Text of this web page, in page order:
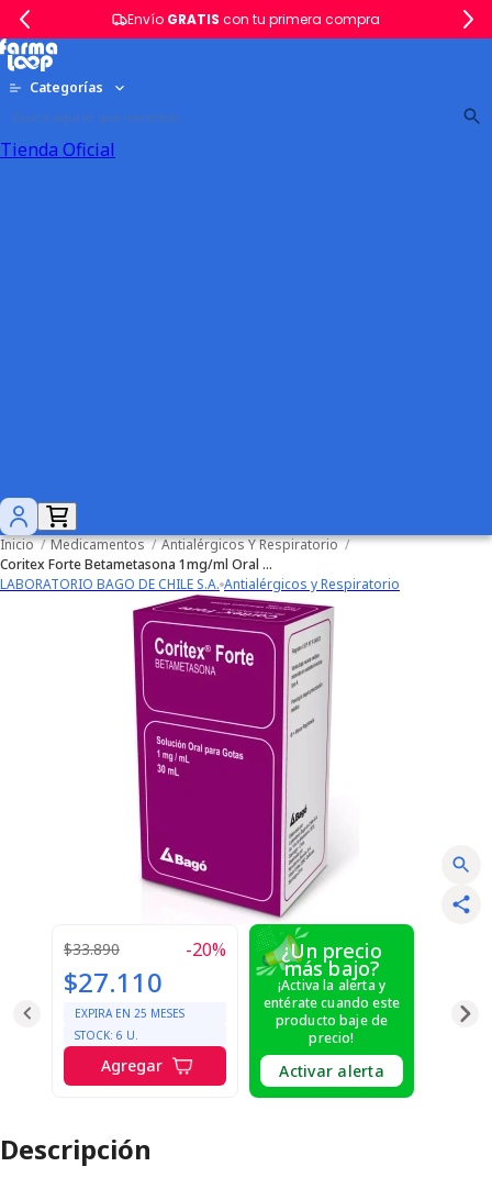
Envío GRATIS con tu primera compra
Categorías
Tienda Oficial
Inicio / Medicamentos / Antialérgicos Y Respiratorio /
Coritex Forte Betametasona 1mg/ml Oral Gotas 30ml
LABORATORIO BAGO DE CHILE S.A. Antialérgicos y Respiratorio
$33.890 -20%
$27.110
EXPIRA EN 25 MESES
STOCK: 6 U.
Agregar
¿Un precio
más bajo?
¡Activa la alerta y
entérate cuando este
producto baje de
precio!
Activar alerta
Descripción